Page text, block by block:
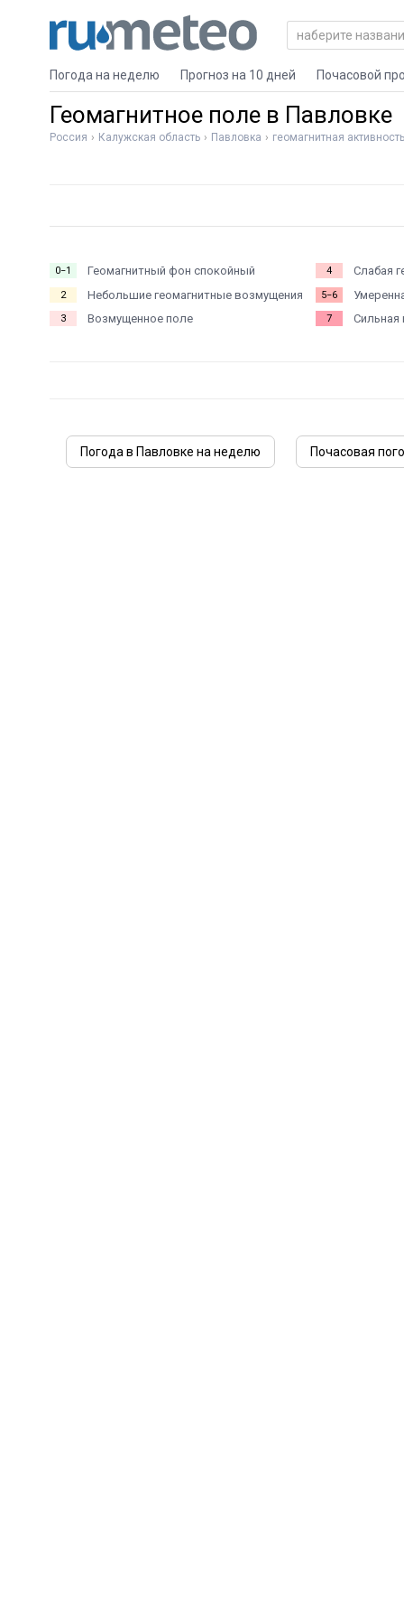
Погода на неделю Прогноз на 10 дней Почасовой
Геомагнитное поле в Павловке
Россия Калужская область Павловка геомагнитная активность
0−1 Геомагнитный фон спокойный
2 Небольшие геомагнитные возмущения
3 Возмущенное поле
4 Слабая
5−6
7 Сильная
Погода в Павловке на неделю Почасовая